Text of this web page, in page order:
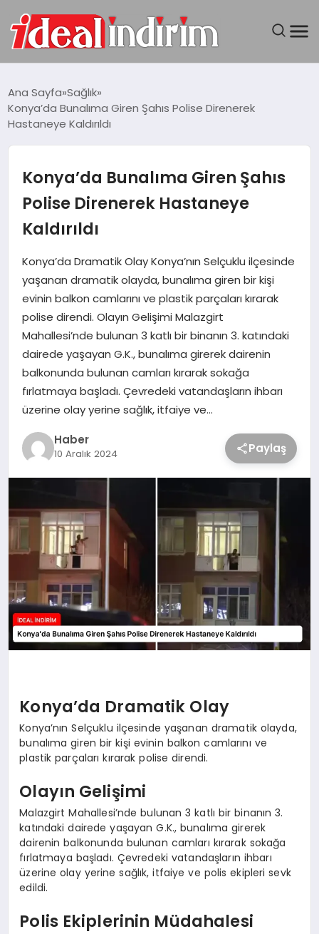
BILGISAYAR
SEYAHAT
TEKNOLOJI
YAŞAM
Ana Sayfa Sağlık
Konya’da Bunalıma Giren Şahıs Polise Direnerek
Hastaneye Kaldırıldı
Konya’da Bunalıma Giren Şahıs
Polise Direnerek Hastaneye
Kaldırıldı
Konya’da Dramatik Olay Konya’nın Selçuklu ilçesinde
yaşanan dramatik olayda, bunalıma giren bir kişi
evinin balkon camlarını ve plastik parçaları kırarak
polise direndi. Olayın Gelişimi Malazgirt
Mahallesi’nde bulunan 3 katlı bir binanın 3. katındaki
dairede yaşayan G.K., bunalıma girerek dairenin
balkonunda bulunan camları kırarak sokağa
fırlatmaya başladı. Çevredeki vatandaşların ihbarı
üzerine olay yerine sağlık, itfaiye ve…
Haber
10 Aralık 2024 Paylaş
Konya’da Dramatik Olay
Konya’nın Selçuklu ilçesinde yaşanan dramatik olayda,
bunalıma giren bir kişi evinin balkon camlarını ve
plastik parçaları kırarak polise direndi.
Olayın Gelişimi
Malazgirt Mahallesi’nde bulunan 3 katlı bir binanın 3.
katındaki dairede yaşayan G.K., bunalıma girerek
dairenin balkonunda bulunan camları kırarak sokağa
fırlatmaya başladı. Çevredeki vatandaşların ihbarı
üzerine olay yerine sağlık, itfaiye ve polis ekipleri sevk
edildi.
Polis Ekiplerinin Müdahalesi